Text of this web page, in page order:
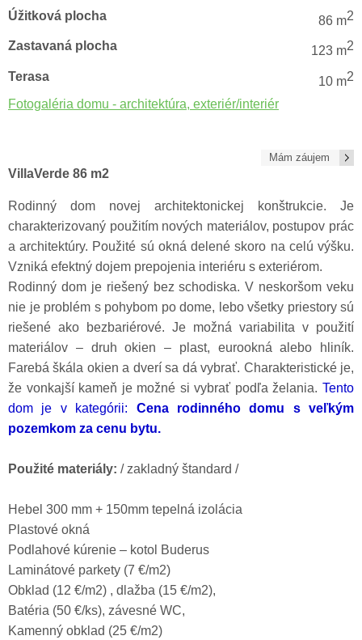
Úžitková plocha
86 m2
Zastavaná plocha 123 m2
Terasa 10 m2
Fotogaléria domu - architektúra, exteriér/interiér
Mám záujem
VillaVerde 86 m2
Rodinný dom novej architektonickej konštrukcie. Je
charakterizovaný použitím nových materiálov, postupov prác
a architektúry. Použité sú okná delené skoro na celú výšku.
Vzniká efektný dojem prepojenia interiéru s exteriérom.
Rodinný dom je riešený bez schodiska. V neskoršom veku
nie je problém s pohybom po dome, lebo všetky priestory sú
riešené ako bezbariérové. Je možná variabilita v použití
materiálov – druh okien – plast, eurookná alebo hliník.
Farebá škála okien a dverí sa dá vybrať. Charakteristické je,
že vonkajší kameň je možné si vybrať podľa želania. Tento
dom je v kategórii: Cena rodinného domu s veľkým
pozemkom za cenu bytu.
Použité materiály: / zakladný štandard /
Hebel 300 mm + 150mm tepelná izolácia
Plastové okná
Podlahové kúrenie – kotol Buderus
Laminátové parkety (7 €/m2)
Obklad (12 €/m2) , dlažba (15 €/m2),
Batéria (50 €/ks), závesné WC,
Kamenný obklad (25 €/m2)